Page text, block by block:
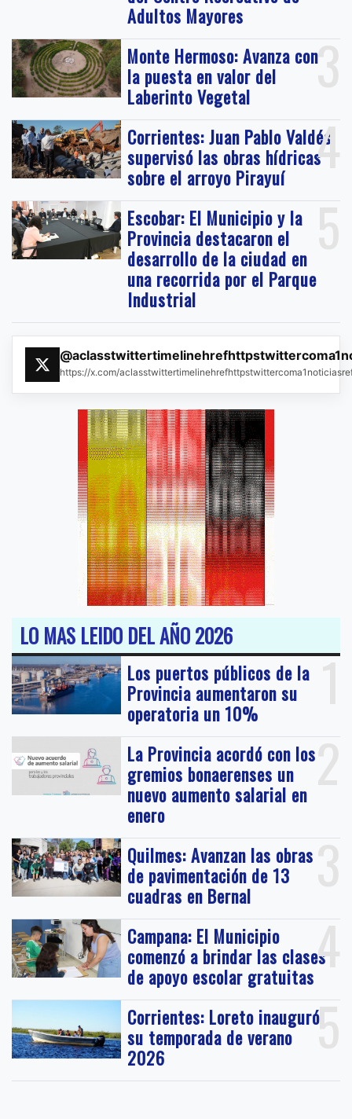
Adultos Mayores
3
Monte Hermoso: Avanza con
la puesta en valor del
Laberinto Vegetal
4
Corrientes: Juan Pablo Valdés
supervisó las obras hídricas
sobre el arroyo Pirayuí
5
Escobar: El Municipio y la
Provincia destacaron el
desarrollo de la ciudad en
una recorrida por el Parque
Industrial
https://x.com/
LO MAS LEIDO DEL AÑO 2026
1
Los puertos públicos de la
Provincia aumentaron su
operatoria un 10%
2
La Provincia acordó con los
gremios bonaerenses un
nuevo aumento salarial en
enero
3
Quilmes: Avanzan las obras
de pavimentación de 13
cuadras en Bernal
4
Campana: El Municipio
comenzó a brindar las clases
de apoyo escolar gratuitas
5
Corrientes: Loreto inauguró
su temporada de verano
2026